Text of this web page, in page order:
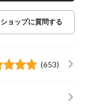
ショップに質問する
(653)